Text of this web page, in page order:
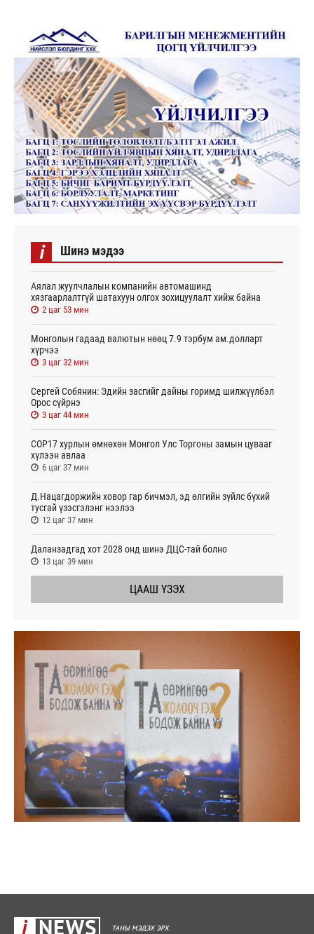
i Шинэ мэдээ
Аялал жуулчлалын компанийн автомашинд
хязгаарлалтгүй шатахуун олгох зохицуулалт хийж байна
2 цаг 53 мин
Монголын гадаад валютын нөөц 7.9 тэрбум ам.долларт
хүрчээ
3 цаг 32 мин
Сергей Собянин: Эдийн засгийг дайны горимд шилжүүлбэл
Орос сүйрнэ
3 цаг 44 мин
COP17 хурлын өмнөхөн Монгол Улс Торгоны замын цувааг
хүлээн авлаа
6 цаг 37 мин
Д.Нацагдоржийн ховор гар бичмэл, эд өлгийн зүйлс бүхий
тусгай үзэсгэлэнг нээлээ
12 цаг 37 мин
Даланзадгад хот 2028 онд шинэ ДЦС-тай болно
13 цаг 39 мин
ЦААШ ҮЗЭХ